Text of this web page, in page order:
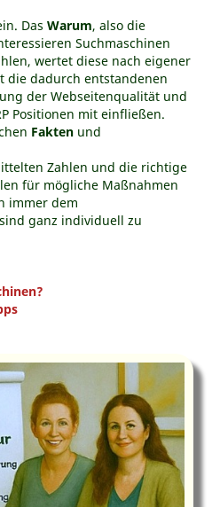
DasWarum, also die
Suchmaschinen
wertet diese nach eigener
die dadurch entstandenen
der Webseitenqualität und
Positionen mit einfließen.
Fakten und
Zahlen und die richtige
für mögliche Maßnahmen
immer dem
ganz individuell zu